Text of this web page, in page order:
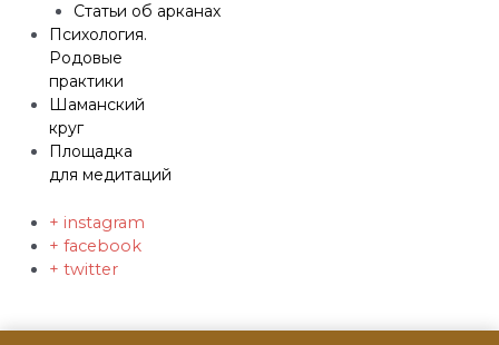
Статьи об арканах
Психология.
Родовые
практики
Шаманский
круг
Площадка
для медитаций
+ instagram
+ facebook
+ twitter